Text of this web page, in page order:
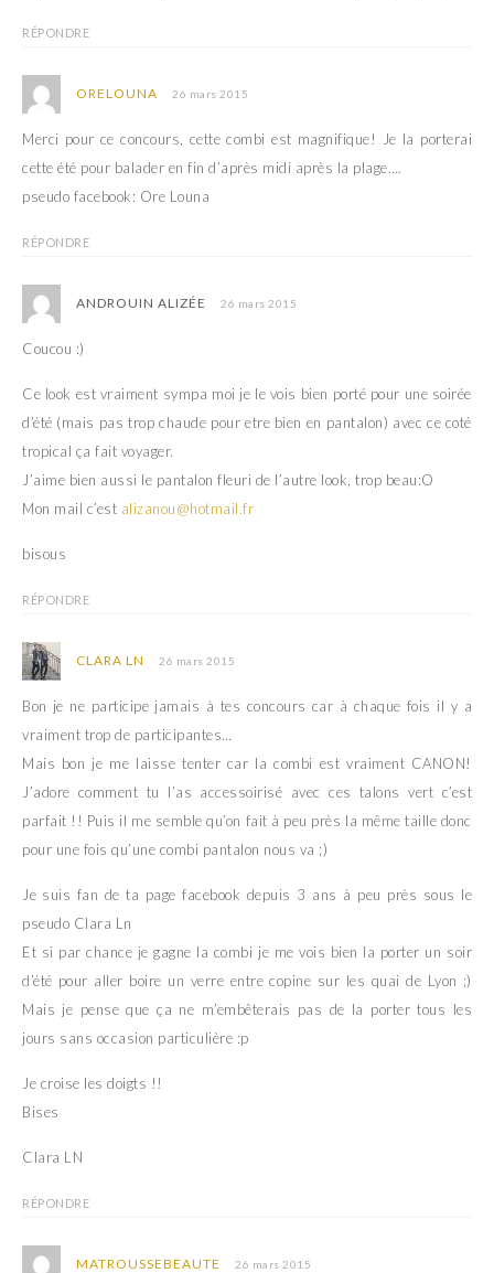
RÉPONDRE
ORELOUNA 26 mars 2015
Merci pour ce concours, cette combi est magnifique! Je la porterai
cette été pour balader en fin d’après midi après la plage….
pseudo facebook: Ore Louna
RÉPONDRE
ANDROUIN ALIZÉE 26 mars 2015
Coucou :)
Ce look est vraiment sympa moi je le vois bien porté pour une soirée
d’été (mais pas trop chaude pour etre bien en pantalon) avec ce coté
tropical ça fait voyager.
J’aime bien aussi le pantalon fleuri de l’autre look, trop beau:O
Mon mail c’est alizanou@hotmail.fr
bisous
RÉPONDRE
CLARA LN 26 mars 2015
Bon je ne participe jamais à tes concours car à chaque fois il y a
vraiment trop de participantes…
Mais bon je me laisse tenter car la combi est vraiment CANON!
J’adore comment tu l’as accessoirisé avec ces talons vert c’est
parfait !! Puis il me semble qu’on fait à peu près la même taille donc
pour une fois qu’une combi pantalon nous va ;)
Je suis fan de ta page facebook depuis 3 ans à peu près sous le
pseudo Clara Ln
Et si par chance je gagne la combi je me vois bien la porter un soir
d’été pour aller boire un verre entre copine sur les quai de Lyon ;)
Mais je pense que ça ne m’embêterais pas de la porter tous les
jours sans occasion particulière :p
Je croise les doigts !!
Bises
Clara LN
RÉPONDRE
MATROUSSEBEAUTE 26 mars 2015